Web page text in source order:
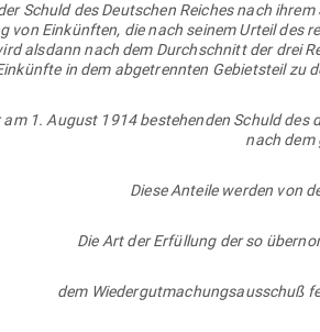
Schuld des Deut­schen Reiches nach
von Ein­künften, die nach seinem Urteil des
alsdann nach dem Durch­schnitt der drei
in dem abge­trennten Gebietsteil zu
am 1. August 1914 bestehenden Schuld
nach dem
Diese Anteile werden von
Die Art der Erfüllung der so
dem Wie­der­gut­ma­chungs­aus­schuß